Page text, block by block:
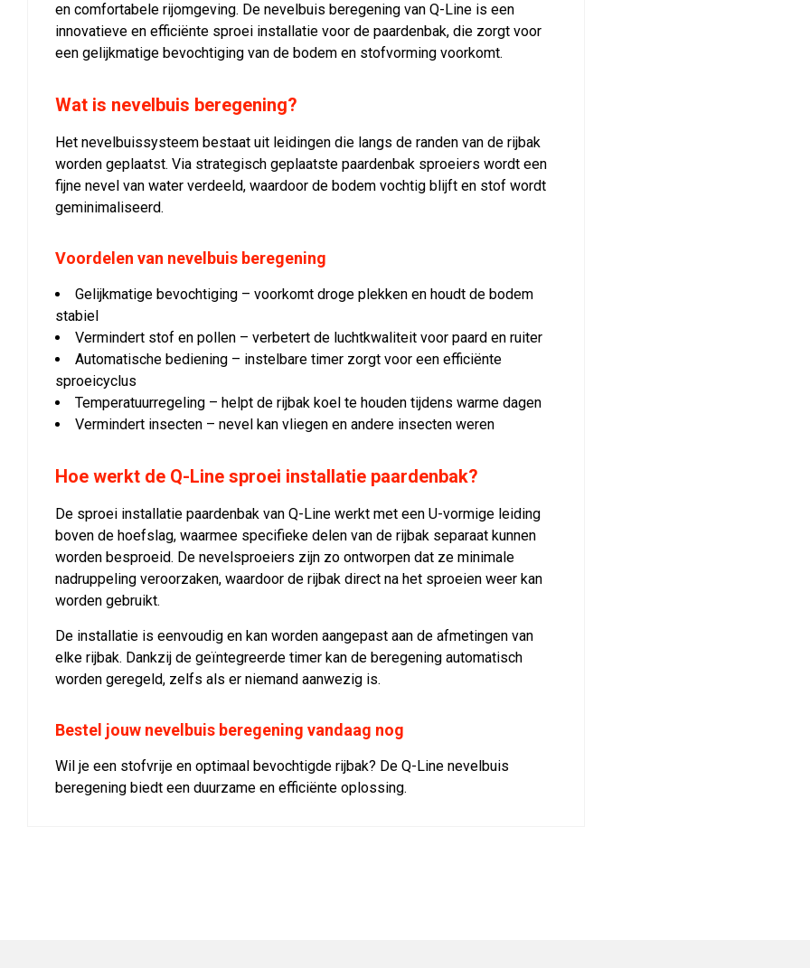
en comfortabele rijomgeving. De nevelbuis beregening van Q-Line is een
innovatieve en efficiënte sproei installatie voor de paardenbak, die zorgt voor
een gelijkmatige bevochtiging van de bodem en stofvorming voorkomt.
Wat is nevelbuis beregening?
Het nevelbuissysteem bestaat uit leidingen die langs de randen van de rijbak
worden geplaatst. Via strategisch geplaatste paardenbak sproeiers wordt een
fijne nevel van water verdeeld, waardoor de bodem vochtig blijft en stof wordt
geminimaliseerd.
Voordelen van nevelbuis beregening
Gelijkmatige bevochtiging – voorkomt droge plekken en houdt de bodem
stabiel
Vermindert stof en pollen – verbetert de luchtkwaliteit voor paard en ruiter
Automatische bediening – instelbare timer zorgt voor een efficiënte
sproeicyclus
Temperatuurregeling – helpt de rijbak koel te houden tijdens warme dagen
Vermindert insecten – nevel kan vliegen en andere insecten weren
Hoe werkt de Q-Line sproei installatie paardenbak?
De sproei installatie paardenbak van Q-Line werkt met een U-vormige leiding
boven de hoefslag, waarmee specifieke delen van de rijbak separaat kunnen
worden besproeid. De nevelsproeiers zijn zo ontworpen dat ze minimale
nadruppeling veroorzaken, waardoor de rijbak direct na het sproeien weer kan
worden gebruikt.
De installatie is eenvoudig en kan worden aangepast aan de afmetingen van
elke rijbak. Dankzij de geïntegreerde timer kan de beregening automatisch
worden geregeld, zelfs als er niemand aanwezig is.
Bestel jouw nevelbuis beregening vandaag nog
Wil je een stofvrije en optimaal bevochtigde rijbak? De Q-Line nevelbuis
beregening biedt een duurzame en efficiënte oplossing.